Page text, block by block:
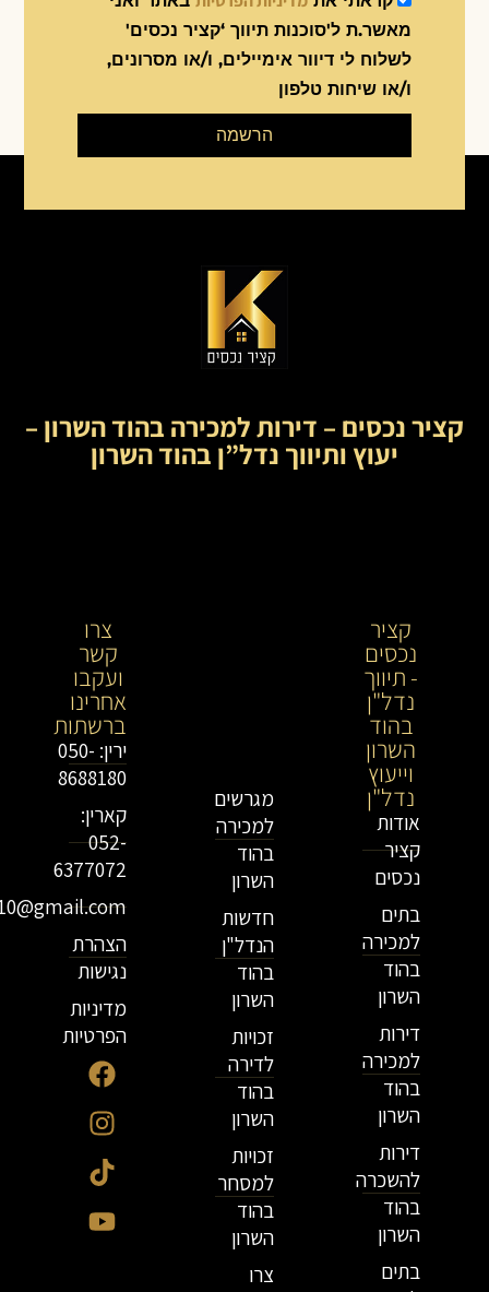
מאשר.ת ל'סוכנות תיווך ‘קציר נכסים'
לשלוח לי דיוור אימיילים, ו/או מסרונים,
ו/או שיחות טלפון
הרשמה
קציר נכסים – דירות למכירה בהוד השרון –
יעוץ ותיווך נדל”ן בהוד השרון
קציר
נכסים
- תיווך
נדל"ן
בהוד
השרון
וייעוץ
נדל"ן
אודות
קציר
נכסים
בתים
למכירה
בהוד
השרון
דירות
למכירה
בהוד
השרון
דירות
להשכרה
בהוד
השרון
בתים
מגרשים
למכירה
בהוד
השרון
חדשות
הנדל"ן
בהוד
השרון
זכויות
לדירה
בהוד
השרון
זכויות
למסחר
בהוד
השרון
צרו
צרו
קשר
ועקבו
אחרינו
ברשתות
ירין: 050-
8688180
קארין:
052-
6377072
הצהרת
נגישות
מדיניות
הפרטיות